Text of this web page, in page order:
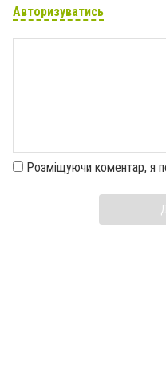
Авторизуватись
Розміщуючи коментар, я